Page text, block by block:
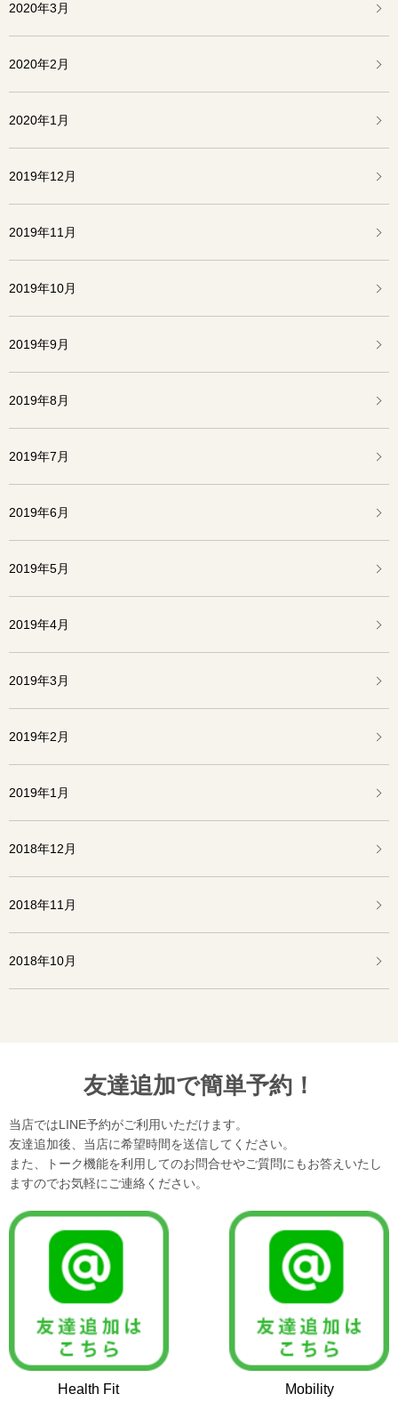
2020年3月
2020年2月
2020年1月
2019年12月
2019年11月
2019年10月
2019年9月
2019年8月
2019年7月
2019年6月
2019年5月
2019年4月
2019年3月
2019年2月
2019年1月
2018年12月
2018年11月
2018年10月
友達追加で簡単予約！
当店ではLINE予約がご利用いただけます。
友達追加後、当店に希望時間を送信してください。
また、トーク機能を利用してのお問合せやご質問にもお答えいたし
ますのでお気軽にご連絡ください。
Health Fit Mobility